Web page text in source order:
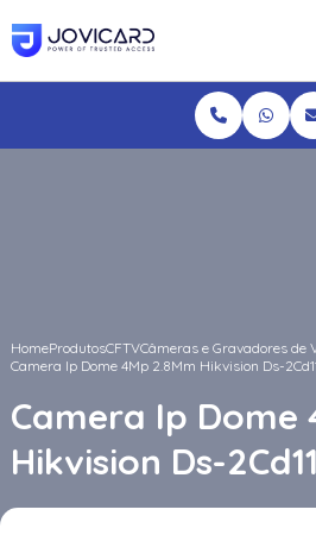
HomeProdutosCFTVCâmeras e Gravadores de
Camera Ip Dome 4Mp 2.8Mm Hikvision Ds-
Camera Ip Dome
Hikvision Ds-